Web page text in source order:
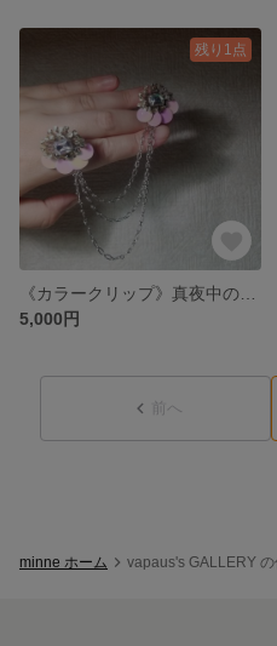
残り1点
5,000円
前へ
minne ホーム vapaus's GALLERY